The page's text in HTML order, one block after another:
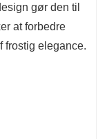
gør den til
at forbedre
frostig elegance.